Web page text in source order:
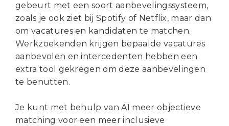
gebeurt met een soort aanbevelingssysteem,
zoals je ook ziet bij Spotify of Netflix, maar dan
om vacatures en kandidaten te matchen.
Werkzoekenden krijgen bepaalde vacatures
aanbevolen en intercedenten hebben een
extra tool gekregen om deze aanbevelingen
te benutten.
Je kunt met behulp van AI meer objectieve
matching voor een meer inclusieve